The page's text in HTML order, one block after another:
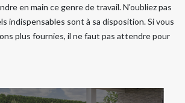
en main ce genre de travail. N'oubliez pas
indispensables sont à sa disposition. Si vous
plus fournies, il ne faut pas attendre pour